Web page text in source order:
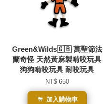
Green&Wilds🇬🇧 萬聖節法
蘭奇怪 天然黃麻製啃咬玩具
狗狗啃咬玩具 耐咬玩具
NT$ 650
加入購物車